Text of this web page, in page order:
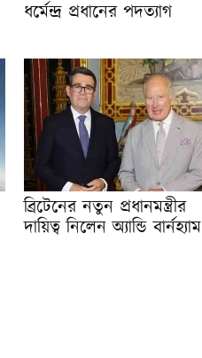
ধর্মেন্দ্র প্রধানের পদত্যাগ
ব্রিটেনের নতুন প্রধানমন্ত্রীর
দায়িত্ব নিলেন অ্যান্ডি বার্নহ্যাম